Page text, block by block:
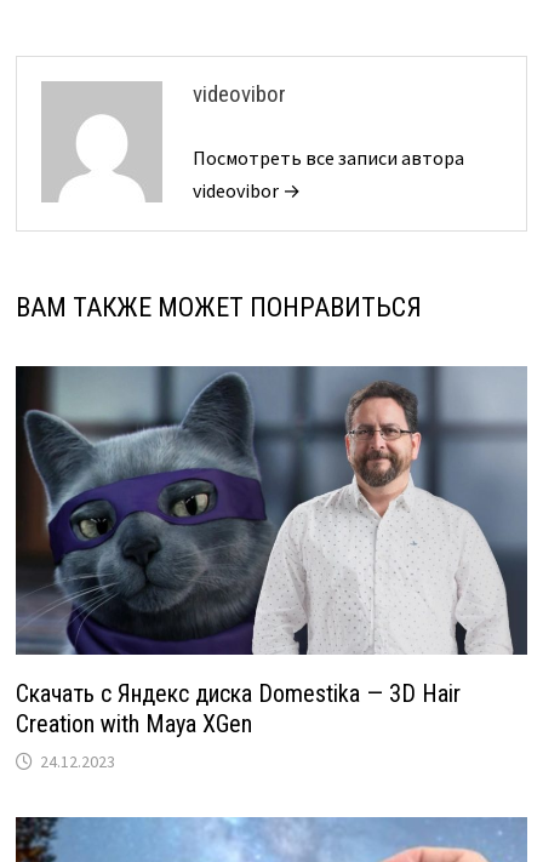
videovibor
Посмотреть все записи автора
videovibor →
ВАМ ТАКЖЕ МОЖЕТ ПОНРАВИТЬСЯ
Скачать с Яндекс диска Domestika — 3D Hair
Creation with Maya XGen
24.12.2023